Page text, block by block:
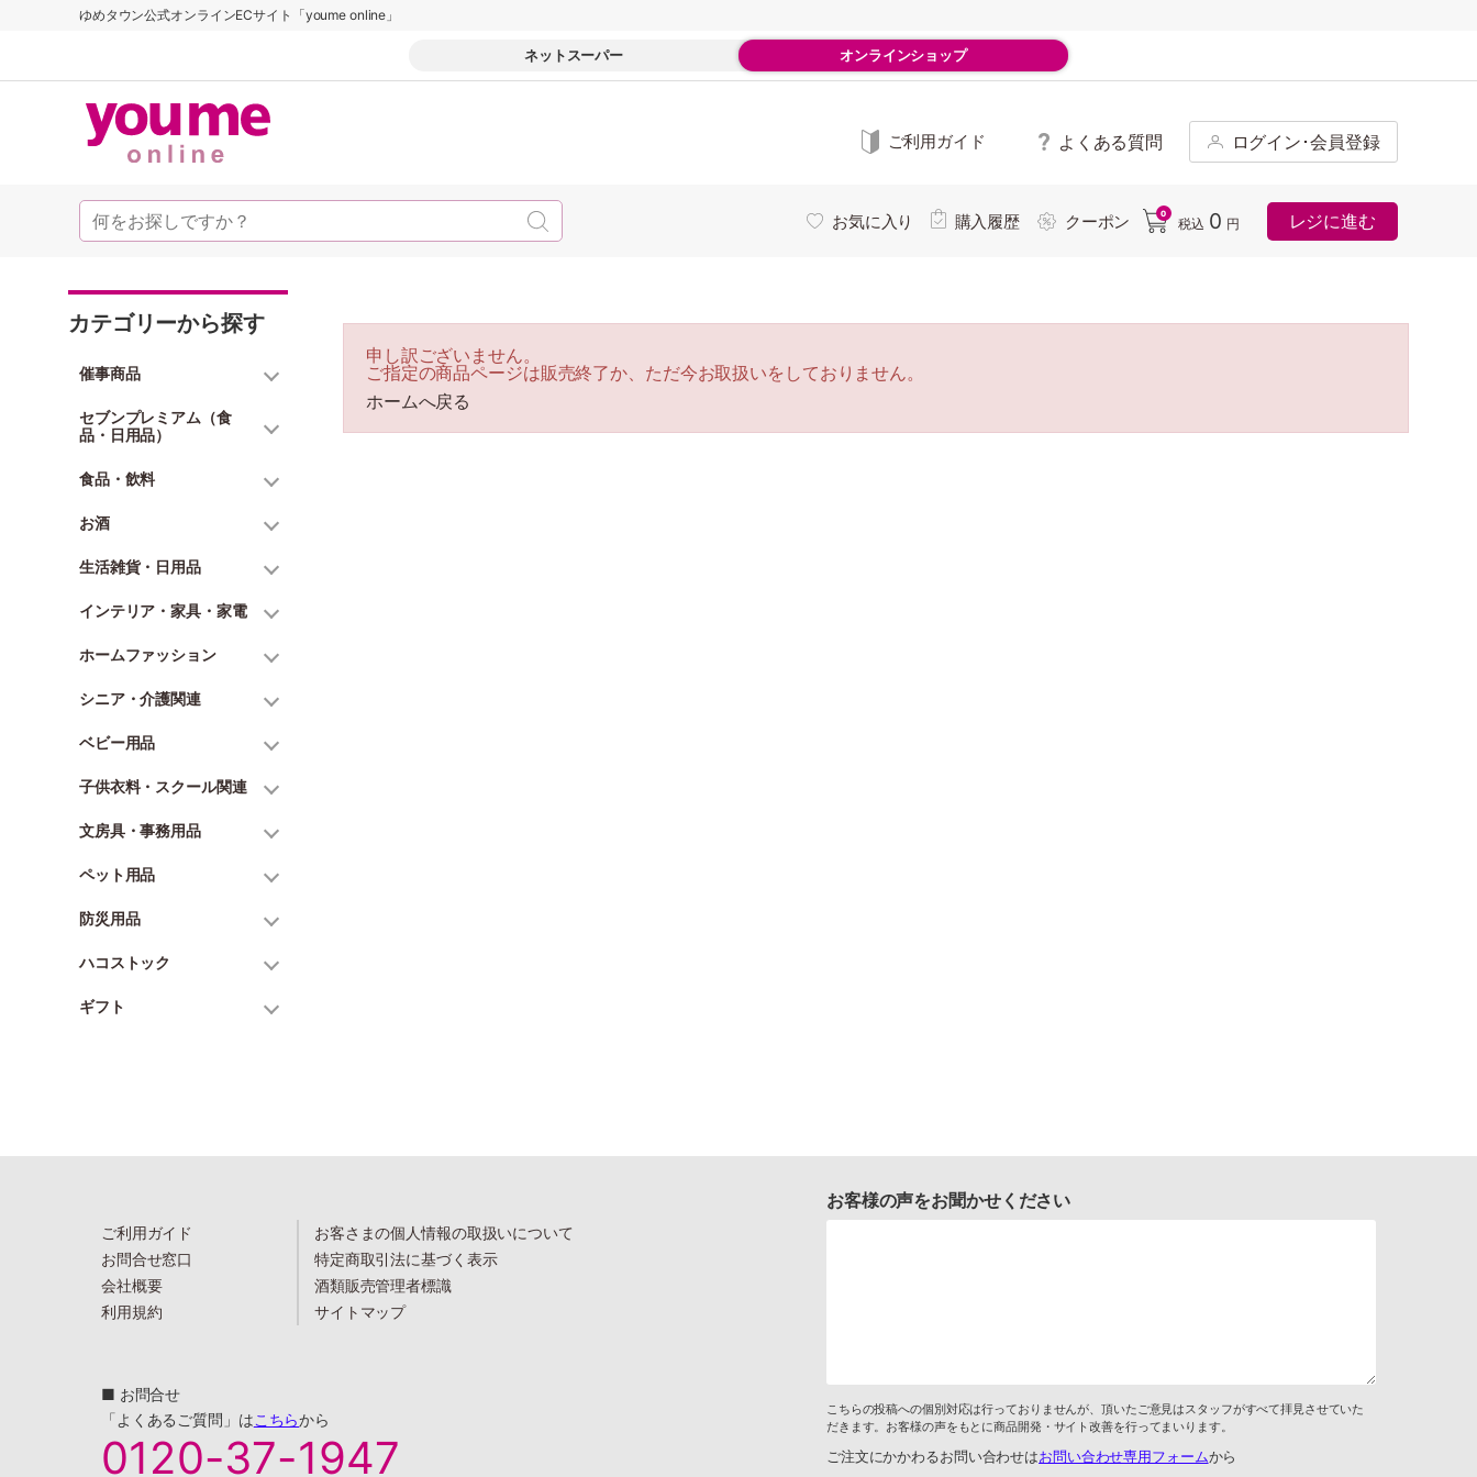
ゆめタウン公式オンラインECサイト「youme online」
ネットスーパー オンラインショップ
ご利用ガイド よくある質問 ログイン･会員登録
お気に入り 購入履歴 クーポン 0
税込 0 円 レジに進む
カテゴリーから探す
催事商品
セブンプレミアム（食
品・日用品）
食品・飲料
お酒
生活雑貨・日用品
インテリア・家具・家電
ホームファッション
シニア・介護関連
ベビー用品
子供衣料・スクール関連
文房具・事務用品
ペット用品
防災用品
ハコストック
ギフト
申し訳ございません。
ご指定の商品ページは販売終了か、ただ今お取扱いをしておりません。
ホームへ戻る
ご利用ガイド
お問合せ窓口
会社概要
利用規約
お客さまの個人情報の取扱いについて
特定商取引法に基づく表示
酒類販売管理者標識
サイトマップ
■ お問合せ
「よくあるご質問」はこちらから
0120-37-1947
お客様の声をお聞かせください
こちらの投稿への個別対応は行っておりませんが、頂いたご意見はスタッフがすべて拝見させていた
だきます。お客様の声をもとに商品開発・サイト改善を行ってまいります。
ご注文にかかわるお問い合わせはお問い合わせ専用フォームから